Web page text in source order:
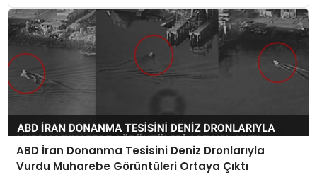
ABD İran Donanma Tesisini Deniz Dronlarıyla
Vurdu Muharebe Görüntüleri Ortaya Çıktı